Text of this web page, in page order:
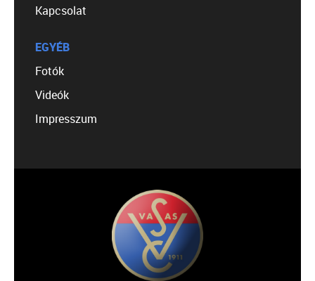
Kapcsolat
EGYÉB
Fotók
Videók
Impresszum